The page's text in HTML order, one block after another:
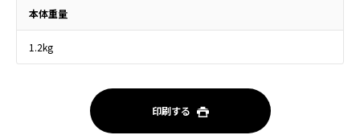
本体重量
1.2kg
印刷する